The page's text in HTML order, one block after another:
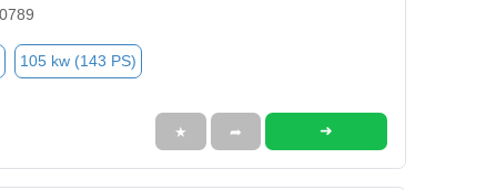
105 kw (143 PS)
★ ➦ ➜